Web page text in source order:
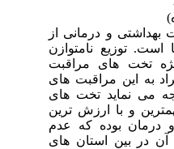
و درمانی از
توزیع نامتوازن
تخت های مراقبت
به این مراقبت های
می نماید تخت های
و با ارزش ترین
بوده که عدم
در بین استان های